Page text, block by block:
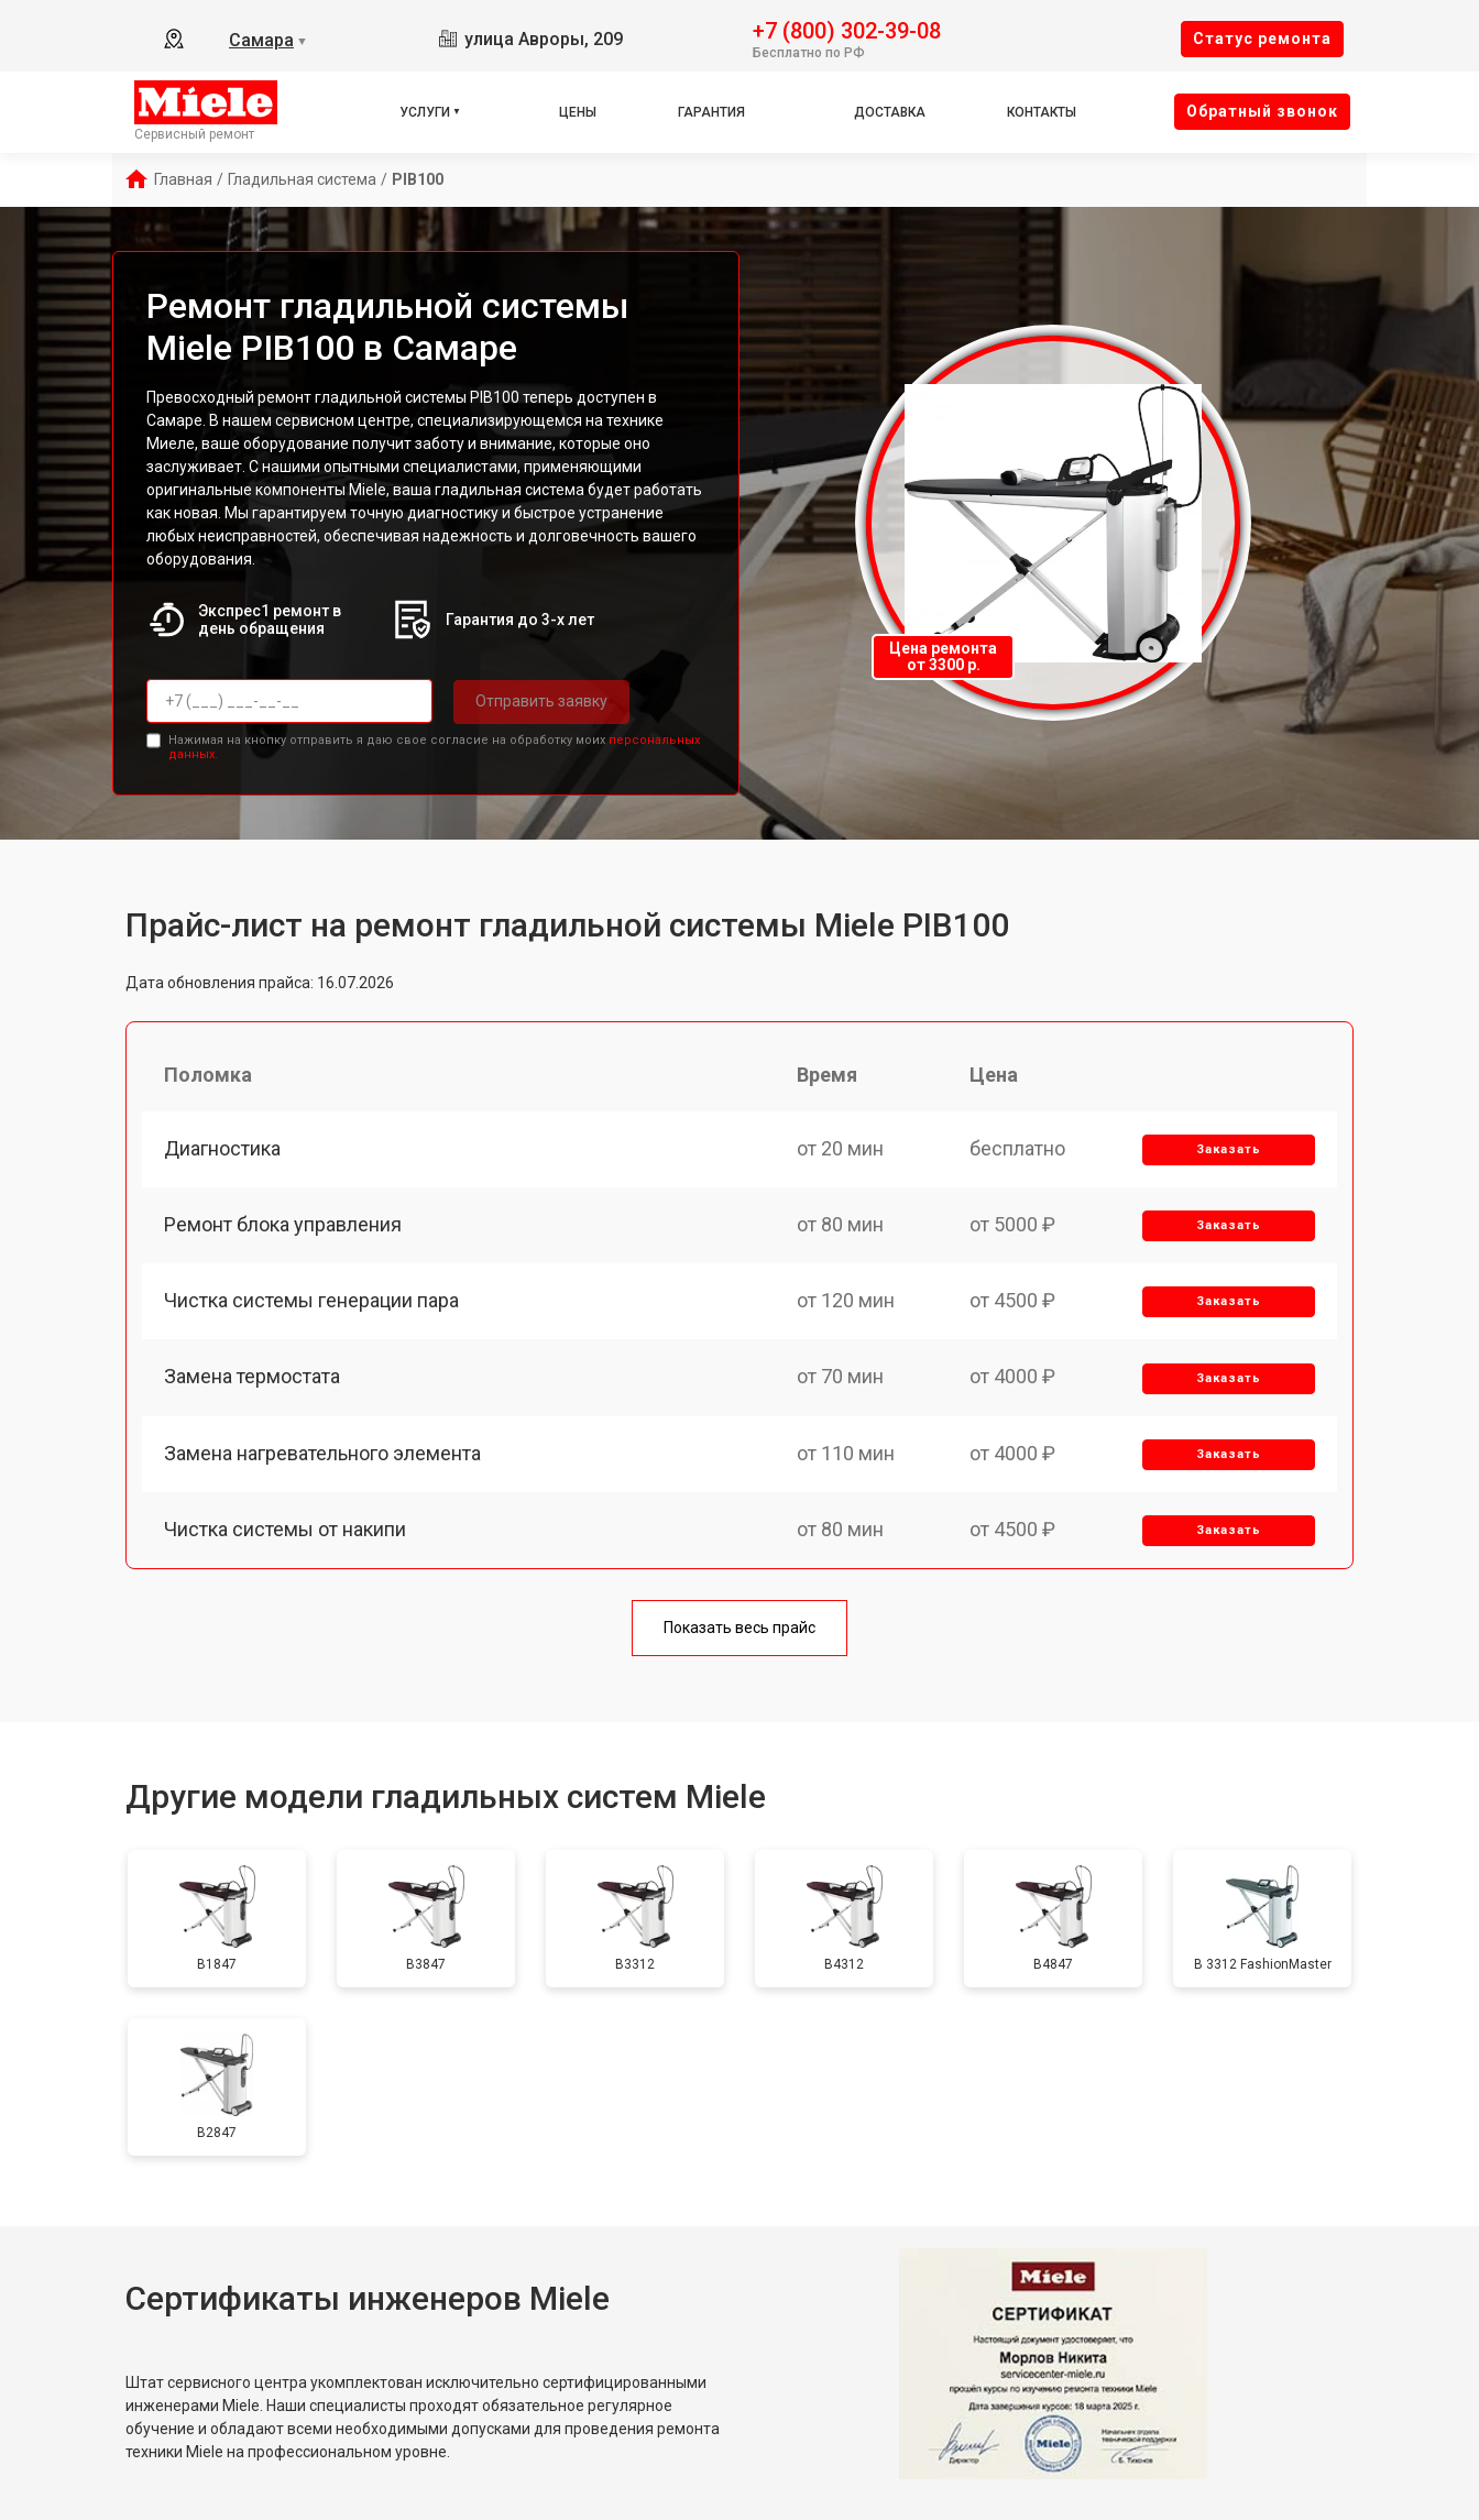
Самара ▼ улица Авроры, 209 +7 (800) 302-39-08
Бесплатно по РФ
Cтатус ремонта
Сервисный ремонт
УСЛУГИ ЦЕНЫ ГАРАНТИЯ ДОСТАВКА КОНТАКТЫ Oбратный звонок
Главная / Гладильная система / PIB100
Ремонт гладильной системы
Miele PIB100 в Самаре
Превосходный ремонт гладильной системы PIB100 теперь доступен в
Самаре. В нашем сервисном центре, специализирующемся на технике
Миеле, ваше оборудование получит заботу и внимание, которые оно
заслуживает. С нашими опытными специалистами, применяющими
оригинальные компоненты Miele, ваша гладильная система будет работать
как новая. Мы гарантируем точную диагностику и быстрое устранение
любых неисправностей, обеспечивая надежность и долговечность вашего
оборудования.
Экспрес1 ремонт в
день обращения
Гарантия до 3-х лет
Отправить заявку
Нажимая на кнопку отправить я даю свое согласие на обработку моих персональных
данных.
Цена ремонта
от 3300 р.
Прайс-лист на ремонт гладильной системы Miele PIB100
Дата обновления прайса: 16.07.2026
Поломка Время Цена
Диагностика от 20 мин бесплатно Заказать
Ремонт блока управления от 80 мин от 5000 ₽ Заказать
Чистка системы генерации пара от 120 мин от 4500 ₽ Заказать
Замена термостата от 70 мин от 4000 ₽ Заказать
Замена нагревательного элемента от 110 мин от 4000 ₽ Заказать
Чистка системы от накипи от 80 мин от 4500 ₽ Заказать
от 130 мин
Показать весь прайс
Другие модели гладильных систем Miele
B1847 B3847 B3312 B4312 B4847 B 3312 FashionMaster
B2847
Сертификаты инженеров Miele
Штат сервисного центра укомплектован исключительно сертифицированными
инженерами Miele. Наши специалисты проходят обязательное регулярное
обучение и обладают всеми необходимыми допусками для проведения ремонта
техники Miele на профессиональном уровне.